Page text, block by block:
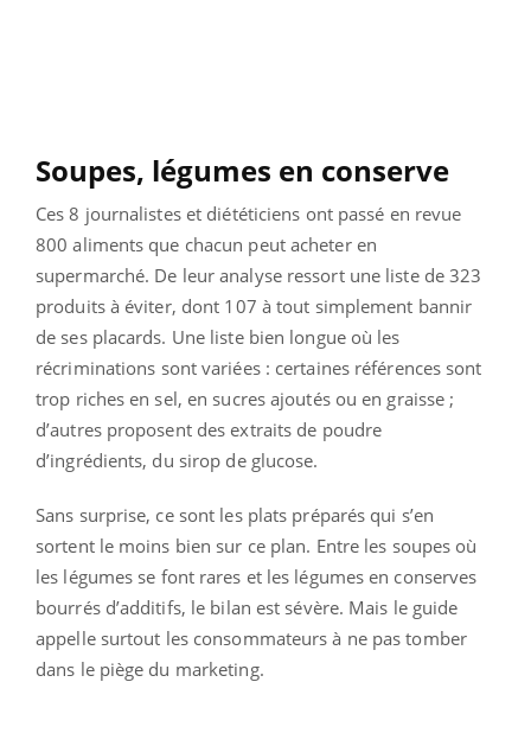
Soupes, légumes en conserve
Ces 8 journalistes et diététiciens ont passé en revue
800 aliments que chacun peut acheter en
supermarché. De leur analyse ressort une liste de 323
produits à éviter, dont 107 à tout simplement bannir
de ses placards. Une liste bien longue où les
récriminations sont variées : certaines références sont
trop riches en sel, en sucres ajoutés ou en graisse ;
d’autres proposent des extraits de poudre
d’ingrédients, du sirop de glucose.
Sans surprise, ce sont les plats préparés qui s’en
sortent le moins bien sur ce plan. Entre les soupes où
les légumes se font rares et les légumes en conserves
bourrés d’additifs, le bilan est sévère. Mais le guide
appelle surtout les consommateurs à ne pas tomber
dans le piège du marketing.